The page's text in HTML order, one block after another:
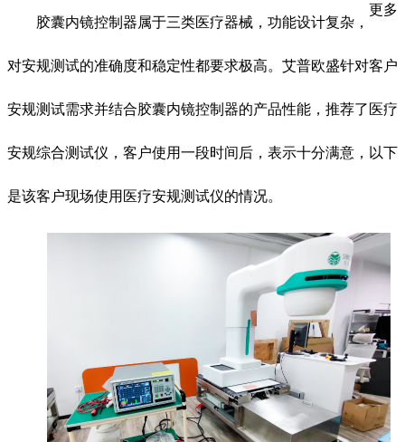
更多
胶囊内镜控制器属于三类医疗器械，功能设计复杂，
对安规测试的准确度和稳定性都要求极高。艾普欧盛针对客户
安规测试需求并结合胶囊内镜控制器的产品性能，推荐了医疗
安规综合测试仪，客户使用一段时间后，表示十分满意，以下
是该客户现场使用医疗安规测试仪的情况。